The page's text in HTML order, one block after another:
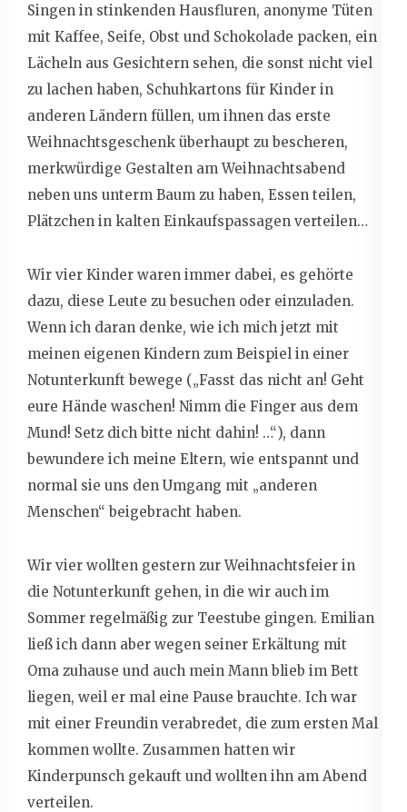
Singen in stinkenden Hausfluren, anonyme Tüten
mit Kaffee, Seife, Obst und Schokolade packen, ein
Lächeln aus Gesichtern sehen, die sonst nicht viel
zu lachen haben, Schuhkartons für Kinder in
anderen Ländern füllen, um ihnen das erste
Weihnachtsgeschenk überhaupt zu bescheren,
merkwürdige Gestalten am Weihnachtsabend
neben uns unterm Baum zu haben, Essen teilen,
Plätzchen in kalten Einkaufspassagen verteilen…
Wir vier Kinder waren immer dabei, es gehörte
dazu, diese Leute zu besuchen oder einzuladen.
Wenn ich daran denke, wie ich mich jetzt mit
meinen eigenen Kindern zum Beispiel in einer
Notunterkunft bewege („Fasst das nicht an! Geht
eure Hände waschen! Nimm die Finger aus dem
Mund! Setz dich bitte nicht dahin! …“), dann
bewundere ich meine Eltern, wie entspannt und
normal sie uns den Umgang mit „anderen
Menschen“ beigebracht haben.
Wir vier wollten gestern zur Weihnachtsfeier in
die Notunterkunft gehen, in die wir auch im
Sommer regelmäßig zur Teestube gingen. Emilian
ließ ich dann aber wegen seiner Erkältung mit
Oma zuhause und auch mein Mann blieb im Bett
liegen, weil er mal eine Pause brauchte. Ich war
mit einer Freundin verabredet, die zum ersten Mal
kommen wollte. Zusammen hatten wir
Kinderpunsch gekauft und wollten ihn am Abend
verteilen.